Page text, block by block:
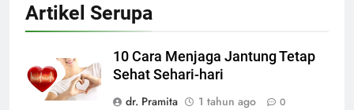
Artikel Serupa
10 Cara Menjaga Jantung Tetap
Sehat Sehari-hari
dr. Pramita
1 tahun ago 0